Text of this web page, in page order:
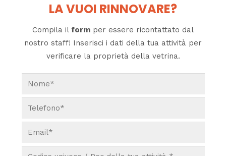
LA VUOI RINNOVARE?
Compila il form per essere ricontattato dal
nostro staff! Inserisci i dati della tua attività per
verificare la proprietà della vetrina.